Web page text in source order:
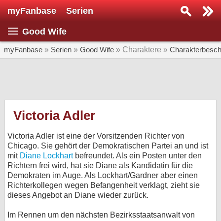
myFanbase Serien
Good Wife
myFanbase » Serien » Good Wife » Charaktere »
Victoria Adler
Victoria Adler ist eine der Vorsitzenden Richter von
Chicago. Sie gehört der Demokratischen Partei an und ist
mit Diane Lockhartbefreundet. Als ein Posten unter den
Richtern frei wird, hat sie Diane als Kandidatin für die
Demokraten im Auge. Als Lockhart/Gardner aber einen
Richterkollegen wegen Befangenheit verklagt, zieht sie
dieses Angebot an Diane wieder zurück.
Im Rennen um den nächsten Bezirksstaatsanwalt von
Serie suchen...
SERIEN
KULTUR
Specials
SERVICE
Gewinnspiele
Forum